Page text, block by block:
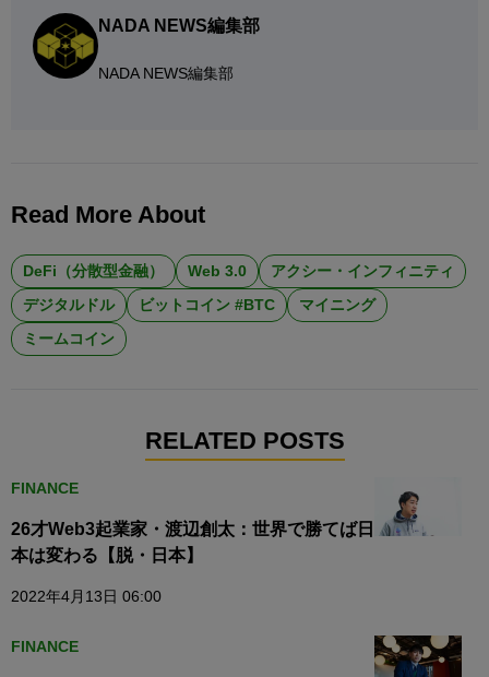
NADA NEWS編集部
NADA NEWS編集部
Read More About
DeFi（分散型金融） Web 3.0
アクシー・インフィニティ
デジタルドル
ビットコイン #BTC
マイニング
ミームコイン
RELATED POSTS
FINANCE
26才Web3起業家・渡辺創太：世界で勝てば日
本は変わる【脱・日本】
2022年4月13日 06:00
FINANCE